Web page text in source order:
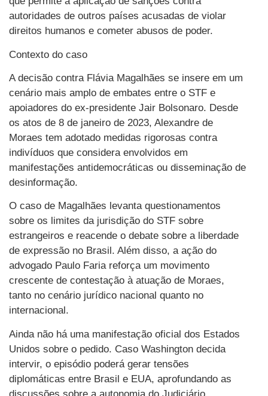
autoridades de outros países acusadas de violar
direitos humanos e cometer abusos de poder.
Contexto do caso
A decisão contra Flávia Magalhães se insere em um
cenário mais amplo de embates entre o STF e
apoiadores do ex-presidente Jair Bolsonaro. Desde
os atos de 8 de janeiro de 2023, Alexandre de
Moraes tem adotado medidas rigorosas contra
indivíduos que considera envolvidos em
manifestações antidemocráticas ou disseminação de
desinformação.
O caso de Magalhães levanta questionamentos
sobre os limites da jurisdição do STF sobre
estrangeiros e reacende o debate sobre a liberdade
de expressão no Brasil. Além disso, a ação do
advogado Paulo Faria reforça um movimento
crescente de contestação à atuação de Moraes,
tanto no cenário jurídico nacional quanto no
internacional.
Ainda não há uma manifestação oficial dos Estados
Unidos sobre o pedido. Caso Washington decida
intervir, o episódio poderá gerar tensões
diplomáticas entre Brasil e EUA, aprofundando as
discussões sobre a autonomia do Judiciário